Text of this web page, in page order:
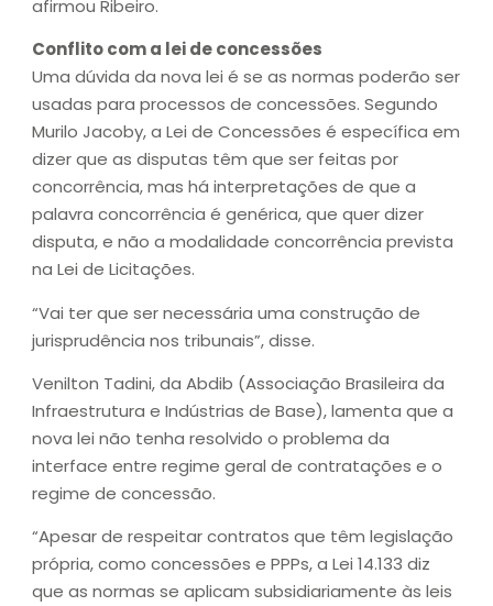
afirmou Ribeiro.
Conflito com a lei de concessões
Uma dúvida da nova lei é se as normas poderão ser
usadas para processos de concessões. Segundo
Murilo Jacoby, a Lei de Concessões é específica em
dizer que as disputas têm que ser feitas por
concorrência, mas há interpretações de que a
palavra concorrência é genérica, que quer dizer
disputa, e não a modalidade concorrência prevista
na Lei de Licitações.
“Vai ter que ser necessária uma construção de
jurisprudência nos tribunais”, disse.
Venilton Tadini, da Abdib (Associação Brasileira da
Infraestrutura e Indústrias de Base), lamenta que a
nova lei não tenha resolvido o problema da
interface entre regime geral de contratações e o
regime de concessão.
“Apesar de respeitar contratos que têm legislação
própria, como concessões e PPPs, a Lei 14.133 diz
que as normas se aplicam subsidiariamente às leis